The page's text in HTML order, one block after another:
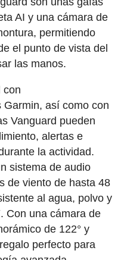
AI y una cámara de
permitiendo
el punto de vista del
las manos.
con
así como con
Vanguard pueden
alertas e
la actividad.
sistema de audio
de viento de hasta 48
al agua, polvo y
Con una cámara de
de 122° y
perfecto para